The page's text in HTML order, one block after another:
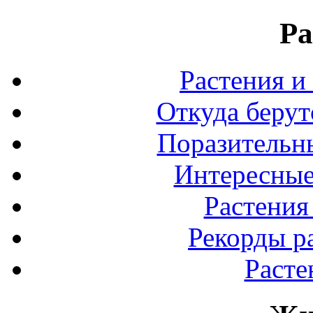
Растения
Откуда
Рекорды